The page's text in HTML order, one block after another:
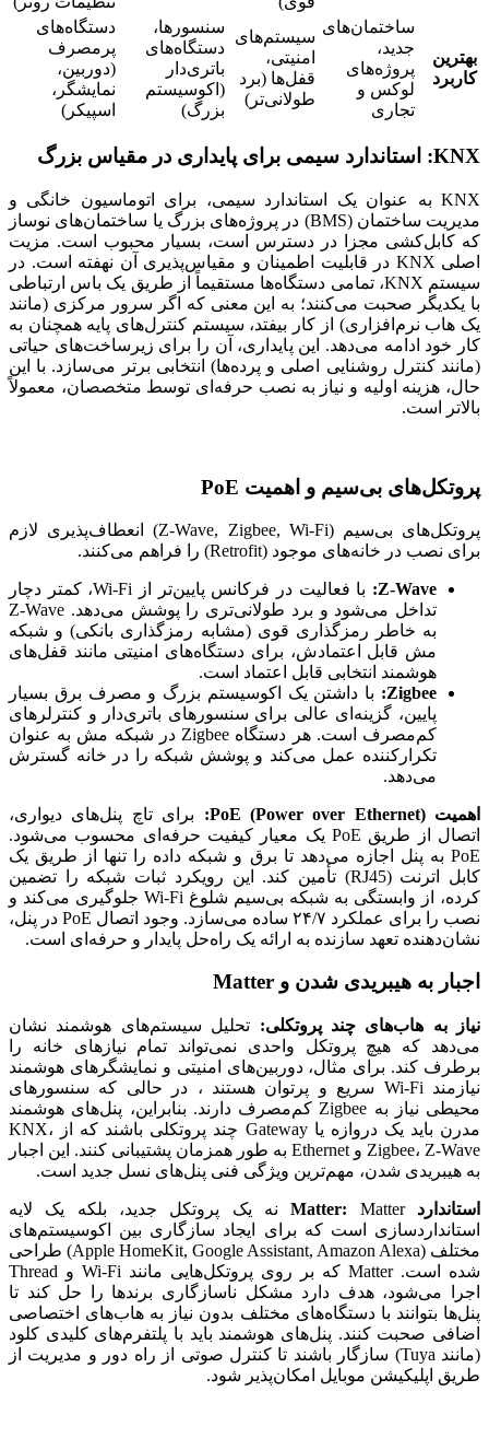
بهترین
کاربرد
ساختمان‌های
جدید،
پروژه‌های
لوکس و
تجاری
سیستم‌های
امنیتی،
قفل‌ها (برد
طولانی‌تر)
سنسورها،
دستگاه‌های
باتری‌دار
(اکوسیستم
بزرگ)
دستگاه‌های
پرمصرف
(دوربین،
نمایشگر،
اسپیکر)
KNX: استاندارد سیمی برای پایداری در مقیاس بزرگ
KNX به عنوان یک استاندارد سیمی، برای اتوماسیون خانگی و
مدیریت ساختمان (BMS) در پروژه‌های بزرگ یا ساختمان‌های نوساز
که کابل‌کشی مجزا در دسترس است، بسیار محبوب است. مزیت
اصلی KNX در قابلیت اطمینان و مقیاس‌پذیری آن نهفته است. در
سیستم KNX، تمامی دستگاه‌ها مستقیماً از طریق یک باس ارتباطی
با یکدیگر صحبت می‌کنند؛ به این معنی که اگر سرور مرکزی (مانند
یک هاب نرم‌افزاری) از کار بیفتد، سیستم کنترل‌های پایه همچنان به
کار خود ادامه می‌دهد. این پایداری، آن را برای زیرساخت‌های حیاتی
(مانند کنترل روشنایی اصلی و پرده‌ها) انتخابی برتر می‌سازد. با این
حال، هزینه اولیه و نیاز به نصب حرفه‌ای توسط متخصصان، معمولاً
بالاتر است.
پروتکل‌های بی‌سیم و اهمیت PoE
پروتکل‌های بی‌سیم (Z-Wave, Zigbee, Wi-Fi) انعطاف‌پذیری لازم
برای نصب در خانه‌های موجود (Retrofit) را فراهم می‌کنند.
Z-Wave:
با فعالیت در فرکانس پایین‌تر از Wi-Fi، کمتر دچار
تداخل می‌شود و برد طولانی‌تری را پوشش می‌دهد. Z-Wave
به خاطر رمزگذاری قوی (مشابه رمزگذاری بانکی) و شبکه
مش قابل اعتمادش، برای دستگاه‌های امنیتی مانند قفل‌های
هوشمند انتخابی قابل اعتماد است.
Zigbee:
با داشتن یک اکوسیستم بزرگ و مصرف برق بسیار
پایین، گزینه‌ای عالی برای سنسورهای باتری‌دار و کنترلرهای
کم‌مصرف است. هر دستگاه Zigbee در شبکه مش به عنوان
تکرارکننده عمل می‌کند و پوشش شبکه را در خانه گسترش
می‌دهد.
اهمیت PoE (Power over Ethernet):
برای تاچ پنل‌های دیواری،
اتصال از طریق PoE یک معیار کیفیت حرفه‌ای محسوب می‌شود.
PoE به پنل اجازه می‌دهد تا برق و شبکه داده را تنها از طریق یک
کابل اترنت (RJ45) تأمین کند. این رویکرد ثبات شبکه را تضمین
کرده، از وابستگی به شبکه بی‌سیم شلوغ Wi-Fi جلوگیری می‌کند و
نصب را برای عملکرد ۲۴/۷ ساده می‌سازد. وجود اتصال PoE در پنل،
نشان‌دهنده تعهد سازنده به ارائه یک راه‌حل پایدار و حرفه‌ای است.
اجبار به هیبریدی شدن و Matter
نیاز به هاب‌های چند پروتکلی: تحلیل سیستم‌های هوشمند نشان
می‌دهد که هیچ پروتکل واحدی نمی‌تواند تمام نیازهای خانه را
برطرف کند. برای مثال، دوربین‌های امنیتی و نمایشگرهای هوشمند
نیازمند Wi-Fi سریع و پرتوان هستند ، در حالی که سنسورهای
محیطی نیاز به Zigbee کم‌مصرف دارند. بنابراین، پنل‌های هوشمند
مدرن باید یک دروازه یا Gateway چند پروتکلی باشند که از KNX،
Zigbee، Z-Wave و Ethernet به طور همزمان پشتیبانی کنند. این اجبار
به هیبریدی شدن، مهم‌ترین ویژگی فنی پنل‌های نسل جدید است.
استاندارد Matter:
Matter نه یک پروتکل جدید، بلکه یک لایه
استانداردسازی است که برای ایجاد سازگاری بین اکوسیستم‌های
مختلف (Apple HomeKit, Google Assistant, Amazon Alexa) طراحی
شده است. Matter که بر روی پروتکل‌هایی مانند Wi-Fi و Thread
اجرا می‌شود، هدف دارد مشکل ناسازگاری برندها را حل کند تا
پنل‌ها بتوانند با دستگاه‌های مختلف بدون نیاز به هاب‌های اختصاصی
اضافی صحبت کنند. پنل‌های هوشمند باید با پلتفرم‌های کلیدی کلود
(مانند Tuya) سازگار باشند تا کنترل صوتی از راه دور و مدیریت از
طریق اپلیکیشن موبایل امکان‌پذیر شود.